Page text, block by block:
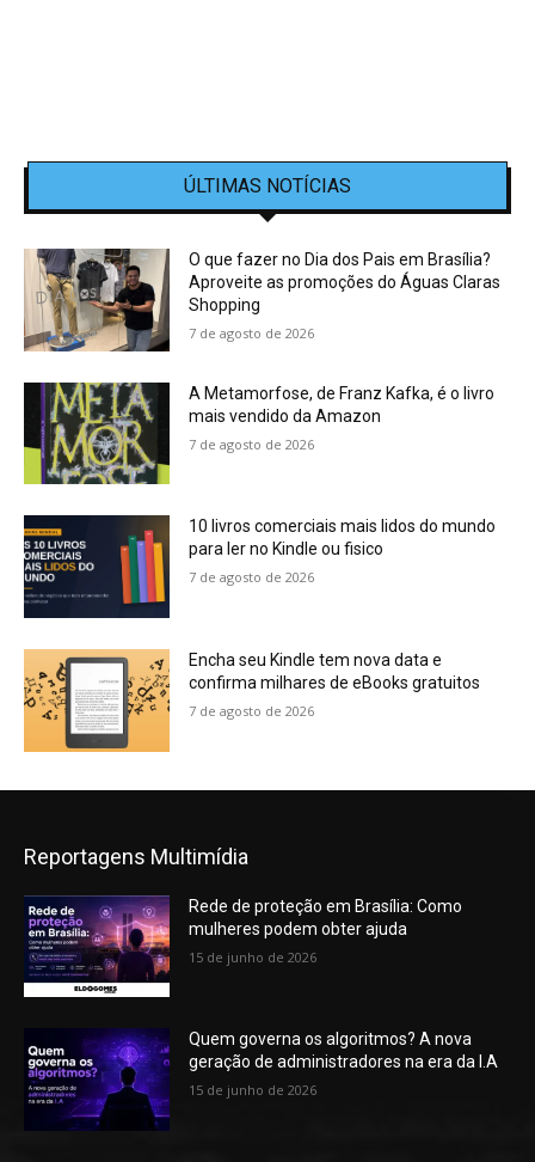
ÚLTIMAS NOTÍCIAS
O que fazer no Dia dos Pais em Brasília?
Aproveite as promoções do Águas Claras
Shopping
7 de agosto de 2026
A Metamorfose, de Franz Kafka, é o livro
mais vendido da Amazon
7 de agosto de 2026
10 livros comerciais mais lidos do mundo
para ler no Kindle ou fisico
7 de agosto de 2026
Encha seu Kindle tem nova data e
confirma milhares de eBooks gratuitos
7 de agosto de 2026
Reportagens Multimídia
Rede de proteção em Brasília: Como
mulheres podem obter ajuda
15 de junho de 2026
Quem governa os algoritmos? A nova
geração de administradores na era da I.A
15 de junho de 2026